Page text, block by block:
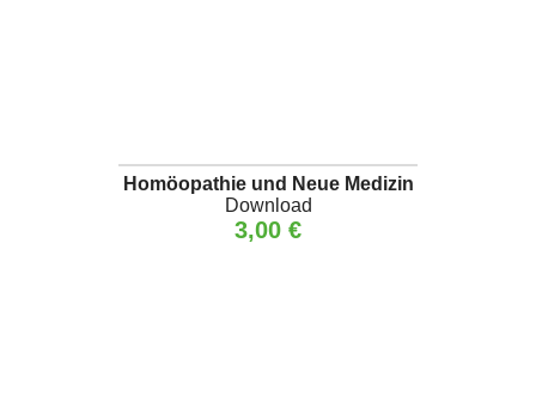
Homöopathie und Neue Medizin
Download
3,00 €